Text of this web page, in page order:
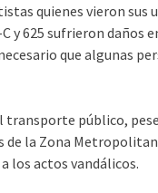
quienes vieron sus
y 625 sufrieron daños
que algunas
público, pese
de la Zona
los actos vandálicos.